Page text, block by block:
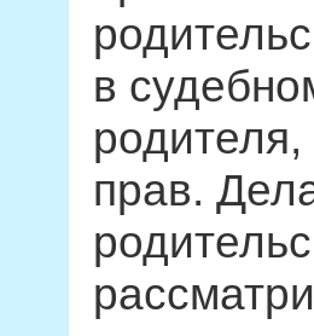
в
прав.